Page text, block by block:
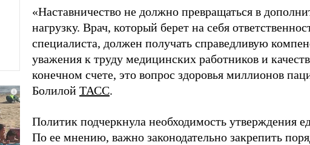
«Наставничество не должно превращаться в
нагрузку. Врач, который берет на себя
специалиста, должен получать справедливую
уважения к труду медицинских работников и
конечном счете, это вопрос здоровья миллионов
Болилой ТАСС.
Политик подчеркнула необходимость утверждения
По ее мнению, важно законодательно закрепить